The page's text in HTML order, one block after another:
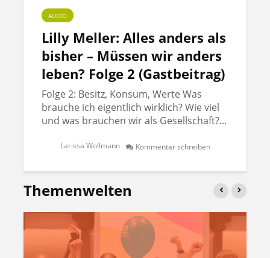
AUDIO
Lilly Meller: Alles anders als
bisher – Müssen wir anders
leben? Folge 2 (Gastbeitrag)
Folge 2: Besitz, Konsum, Werte Was
brauche ich eigentlich wirklich? Wie viel
und was brauchen wir als Gesellschaft?...
Larissa Wollmann Kommentar schreiben
Themenwelten